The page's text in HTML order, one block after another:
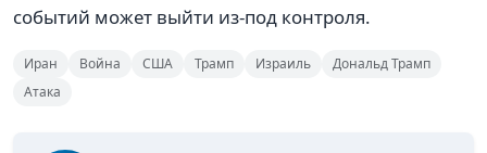
событий может выйти из-под контроля.
Иран Война США Трамп Израиль
Дональд Трамп
Атака